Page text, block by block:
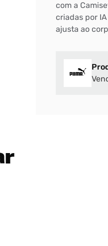
com a
criadas por
ajusta ao